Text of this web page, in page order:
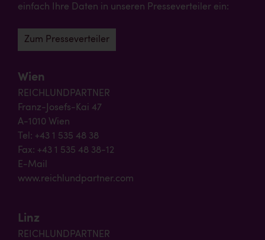
einfach Ihre Daten in unseren Presseverteiler ein:
Zum Presseverteiler
Wien
REICHLUNDPARTNER
Franz-Josefs-Kai 47
A-1010 Wien
Tel: +43 1 535 48 38
Fax: +43 1 535 48 38-12
E-Mail
www.reichlundpartner.com
Linz
REICHLUNDPARTNER